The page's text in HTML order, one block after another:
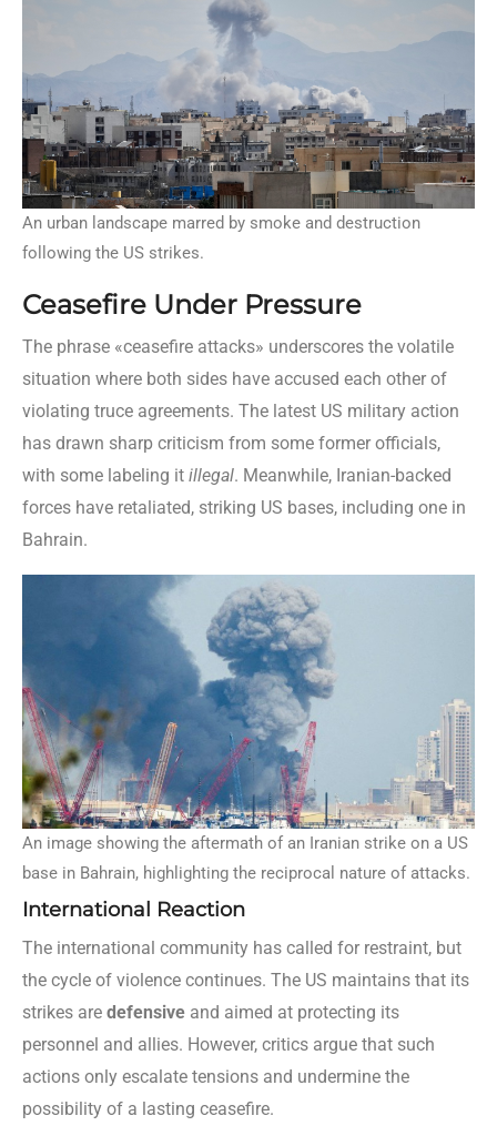
An urban landscape marred by smoke and destruction
following the US strikes.
Ceasefire Under Pressure
The phrase «ceasefire attacks» underscores the volatile
situation where both sides have accused each other of
violating truce agreements. The latest US military action
has drawn sharp criticism from some former officials,
with some labeling it illegal. Meanwhile, Iranian-backed
forces have retaliated, striking US bases, including one in
Bahrain.
An image showing the aftermath of an Iranian strike on a US
base in Bahrain, highlighting the reciprocal nature of attacks.
International Reaction
The international community has called for restraint, but
the cycle of violence continues. The US maintains that its
strikes are defensive and aimed at protecting its
personnel and allies. However, critics argue that such
actions only escalate tensions and undermine the
possibility of a lasting ceasefire.